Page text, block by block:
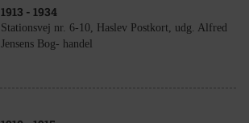
1913 - 1934
Stationsvej nr. 6-10, Haslev Postkort, udg. Alfred
Jensens Bog- handel